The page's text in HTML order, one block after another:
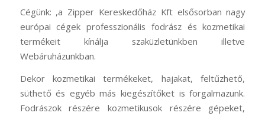
Cégünk: ,a Zipper Kereskedőház Kft elsősorban nagy
európai cégek professzionális fodrász és kozmetikai
termékeit kínálja szaküzletünkben illetve
Webáruházunkban.
Dekor kozmetikai termékeket, hajakat, feltűzhető,
süthető és egyéb más kiegészítőket is forgalmazunk.
Fodrászok részére kozmetikusok részére gépeket,